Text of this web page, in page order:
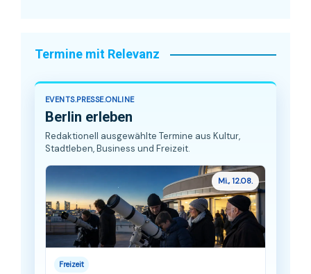
Termine mit Relevanz
EVENTS.PRESSE.ONLINE
Berlin erleben
Redaktionell ausgewählte Termine aus Kultur,
Stadtleben, Business und Freizeit.
Mi., 12.08.
Freizeit